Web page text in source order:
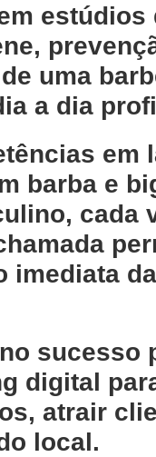
estúdios
uma
a dia
em
barba e
, cada
imediata
sucesso
digital
atrair
local.